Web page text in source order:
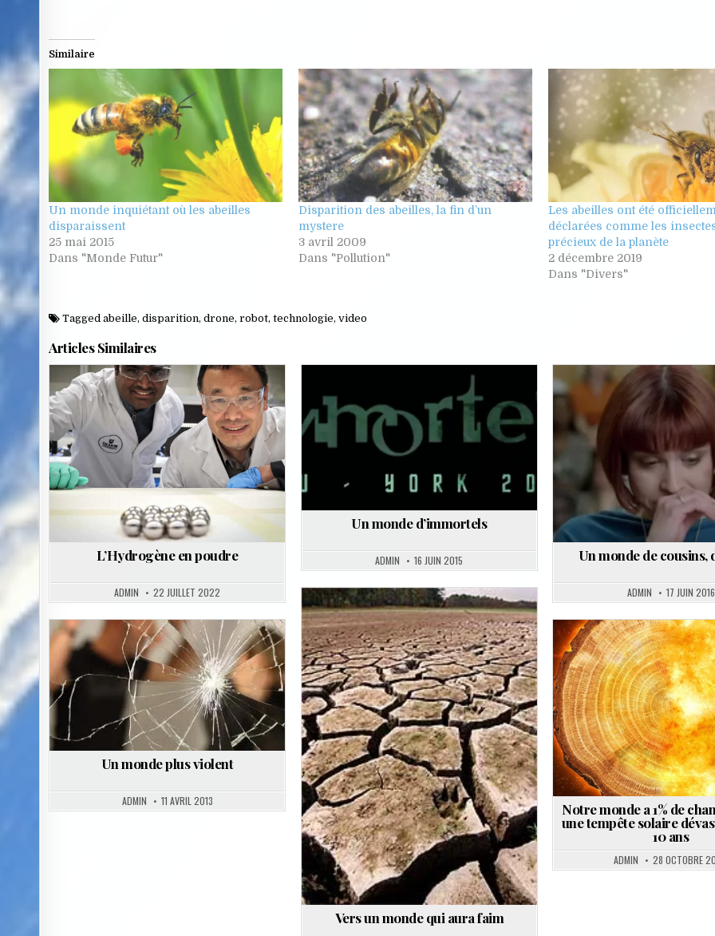
Similaire
Un monde inquiétant où les abeilles
disparaissent
25 mai 2015
Dans "Monde Futur"
Disparition des abeilles, la fin d’un
mystere
3 avril 2009
Dans "Pollution"
Les abeilles ont été
déclarées comme les
précieux de la planète
2 décembre 2019
Dans "Divers"
Taggedabeille,disparition,drone,robot,technologie,video
Articles Similaires
Posted
in
L’Hydrogène en poudre
ADMIN 22 JUILLET 2022
Posted
in
Un monde d’immortels
ADMIN 16 JUIN 2015
Posted
in
Un monde de cousins,
ADMIN 17 JUIN 2016
Posted
in
Vers un monde qui aura faim
Posted
in
Un monde plus violent
ADMIN 11 AVRIL 2013
Posted
in
Notre monde a 1% de
une tempête solaire
10 ans
ADMIN 28 OCTOBRE